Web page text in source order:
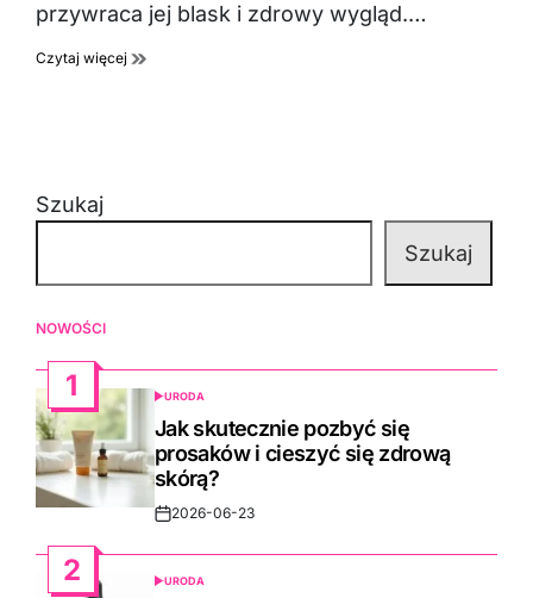
przywraca jej blask i zdrowy wygląd.…
Czytaj więcej
Szukaj
Szukaj
NOWOŚCI
1
POSTED
IN
URODA
Jak skutecznie pozbyć się
prosaków i cieszyć się zdrową
skórą?
Post2026-06-23
2
POSTED
URODA